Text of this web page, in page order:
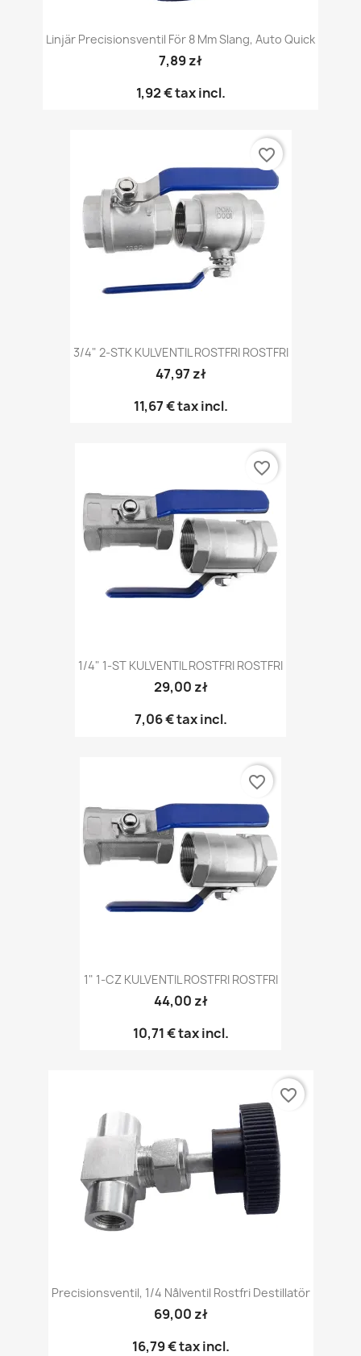
Linjär Precisionsventil För 8 Mm Slang, Auto Quick
7,89 zł
1,92 €tax incl.
3/4" 2-STK KULVENTIL ROSTFRI ROSTFRI
47,97 zł
11,67 €tax incl.
favorite_border
1/4" 1-ST KULVENTIL ROSTFRI ROSTFRI
29,00 zł
7,06 €tax incl.
favorite_border
1" 1-CZ KULVENTIL ROSTFRI ROSTFRI
44,00 zł
10,71 €tax incl.
favorite_border
Precisionsventil, 1/4 Nålventil Rostfri Destillatör
69,00 zł
16,79 €tax incl.
favorite_border